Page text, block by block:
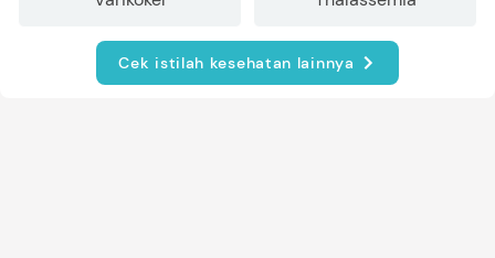
Cek istilah kesehatan lainnya